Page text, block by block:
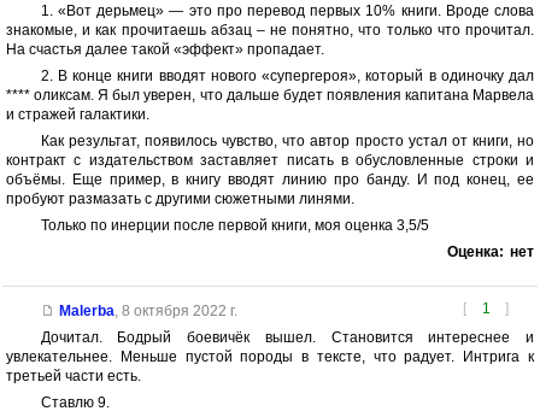
1. «Вот дерьмец» — это про перевод первых 10% книги. Вроде слова
знакомые, и как прочитаешь абзац – не понятно, что только что прочитал.
На счастья далее такой «эффект» пропадает.
2. В конце книги вводят нового «супергероя», который в одиночку дал
**** оликсам. Я был уверен, что дальше будет появления капитана Марвела
и стражей галактики.
Как результат, появилось чувство, что автор просто устал от книги, но
контракт с издательством заставляет писать в обусловленные строки и
объёмы. Еще пример, в книгу вводят линию про банду. И под конец, ее
пробуют размазать с другими сюжетными линями.
Только по инерции после первой книги, моя оценка 3,5/5
Оценка: нет
[ 1 ]
Malerba 8 октября 2022 г.
Дочитал. Бодрый боевичёк вышел. Становится интереснее и
увлекательнее. Меньше пустой породы в тексте, что радует. Интрига к
третьей части есть.
Ставлю 9.